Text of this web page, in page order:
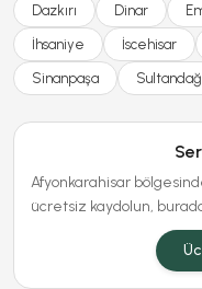
Dazkırı Dinar
İhsaniye İscehisar
Sinanpaşa
Afyonkarahisar
ücretsiz kaydolun,